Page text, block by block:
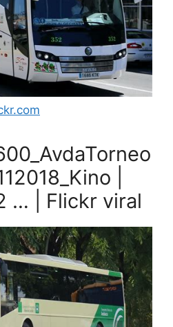
|
… | Flickr viral